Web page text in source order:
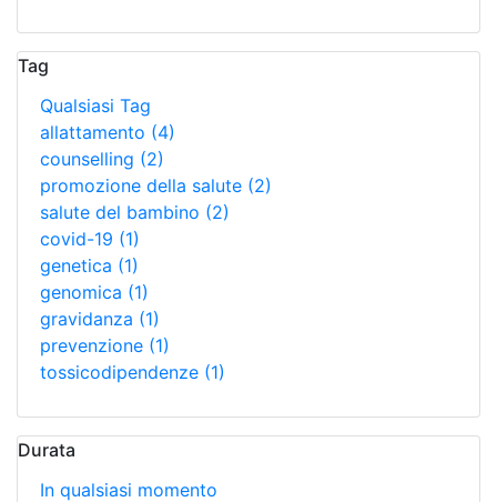
Tag
Qualsiasi Tag
allattamento (4)
counselling (2)
promozione della salute (2)
salute del bambino (2)
covid-19 (1)
genetica (1)
genomica (1)
gravidanza (1)
prevenzione (1)
tossicodipendenze (1)
Durata
In qualsiasi momento